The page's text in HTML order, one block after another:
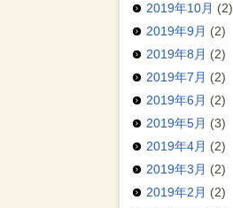
2019年10月 (2)
2019年9月 (2)
2019年8月 (2)
2019年7月 (2)
2019年6月 (2)
2019年5月 (3)
2019年4月 (2)
2019年3月 (2)
2019年2月 (2)